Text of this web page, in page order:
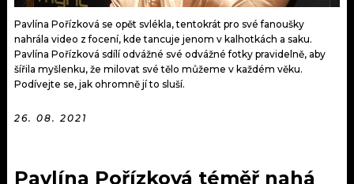
MIX
OSTATNÍ
Pavlína Pořízková se opět svlékla, tentokrát pro své fanoušky
nahrála video z focení, kde tancuje jenom v kalhotkách a saku.
Pavlína Pořízková sdílí odvážné své odvážné fotky pravidelně, aby
šířila myšlenku, že milovat své tělo můžeme v každém věku.
Podívejte se, jak ohromně jí to sluší.
26. 08. 2021
Pavlína Pořízková téměř nahá